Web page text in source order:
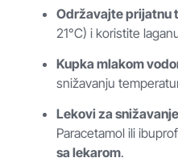
Održavajte prijatnu
21°C) i koristite
Kupka mlakom
snižavanju
Lekovi za
Paracetamol ili
sa lekarom.